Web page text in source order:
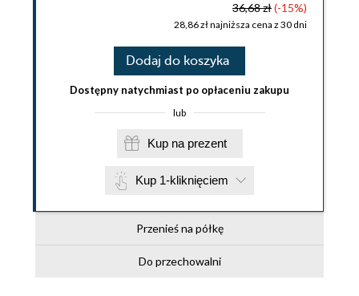
36,68 zł(-15%)
28,86 zł najniższa cena z 30 dni
Dodaj do koszyka
Dostępny natychmiast po opłaceniu zakupu
lub
Kup na prezent
Kup 1-kliknięciem
Przenieś na półkę
Do przechowalni